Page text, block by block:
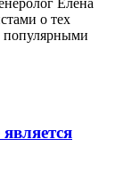
Елена
о тех
популярными